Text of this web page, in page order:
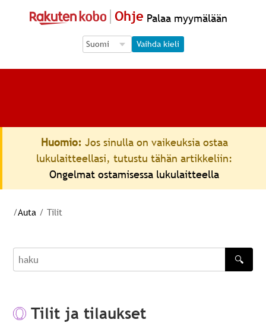
Ohje Palaa myymälään
Language Selection
Language Selection
Vaihda kieli
Huomio: Jos sinulla on vaikeuksia ostaa
lukulaitteellasi, tutustu tähän artikkeliin:
Ongelmat ostamisessa lukulaitteella
/Auta / Tilit
haku
🔍
Tilit ja tilaukset